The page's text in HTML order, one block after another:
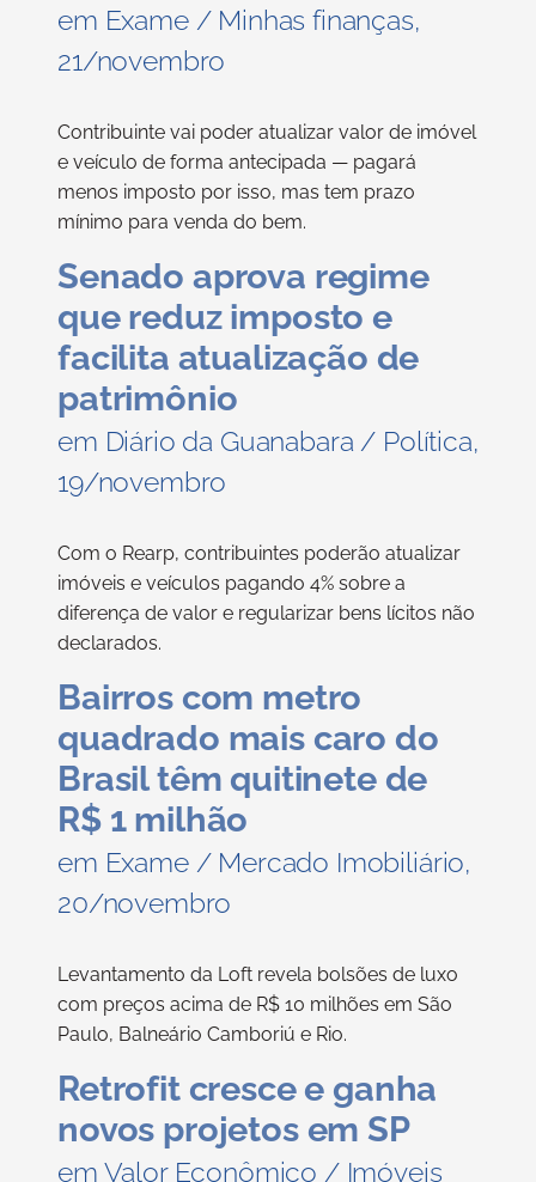
em Exame / Minhas finanças,
21/novembro
Contribuinte vai poder atualizar valor de imóvel
e veículo de forma antecipada — pagará
menos imposto por isso, mas tem prazo
mínimo para venda do bem.
Senado aprova regime
que reduz imposto e
facilita atualização de
patrimônio
em Diário da Guanabara / Política,
19/novembro
Com o Rearp, contribuintes poderão atualizar
imóveis e veículos pagando 4% sobre a
diferença de valor e regularizar bens lícitos não
declarados.
Bairros com metro
quadrado mais caro do
Brasil têm quitinete de
R$ 1 milhão
em Exame / Mercado Imobiliário,
20/novembro
Levantamento da Loft revela bolsões de luxo
com preços acima de R$ 10 milhões em São
Paulo, Balneário Camboriú e Rio.
Retrofit cresce e ganha
novos projetos em SP
em Valor Econômico / Imóveis